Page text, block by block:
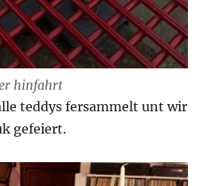
hinfahrt
teddys fersammelt unt wir
gefeiert.